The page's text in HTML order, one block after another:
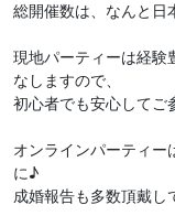
総開催数は、なんと
現地パーティーは経験
なしますので、
初心者でも安心してご
オンラインパーティー
に♪
成婚報告も多数頂戴し